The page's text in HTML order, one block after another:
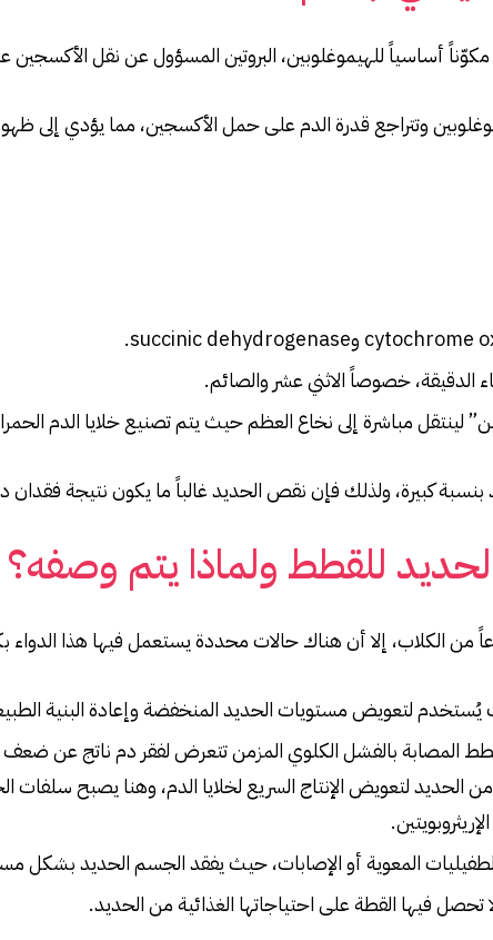
أساسياً للهيموغلوبين، البروتين المسؤول عن نقل الأكسجين
وتتراجع قدرة الدم على حمل الأكسجين، مما يؤدي إلى
خصوصاً الاثني عشر والصائم.
لينتقل مباشرة إلى نخاع العظم حيث يتم تصنيع خلايا الدم
بنسبة كبيرة، ولذلك فإن نقص الحديد غالباً ما يكون نتيجة
للقطط ولماذا يتم وصفه؟
الكلاب، إلا أن هناك حالات محددة يستعمل فيها هذا الدواء
لتعويض مستويات الحديد المنخفضة وإعادة البنية
المصابة بالفشل الكلوي المزمن تتعرض لفقر دم ناتج عن ضعف
الحديد لتعويض الإنتاج السريع لخلايا الدم، وهنا يصبح سلفات
المعوية أو الإصابات، حيث يفقد الجسم الحديد بشكل
تحصل فيها القطة على احتياجاتها الغذائية من الحديد.